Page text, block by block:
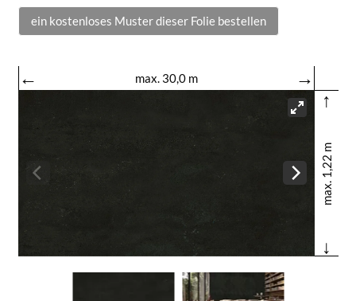
ein kostenloses Muster dieser Folie bestellen
← max. 30,0 m
→
↑
max. 1,22 m
↓